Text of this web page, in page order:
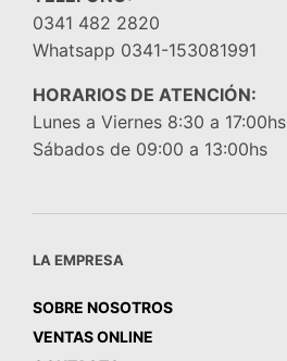
0341 482 2820
Whatsapp 0341-153081991
HORARIOS DE ATENCIÓN:
Lunes a Viernes 8:30 a 17:00hs
Sábados de 09:00 a 13:00hs
LA EMPRESA
SOBRE NOSOTROS
VENTAS ONLINE